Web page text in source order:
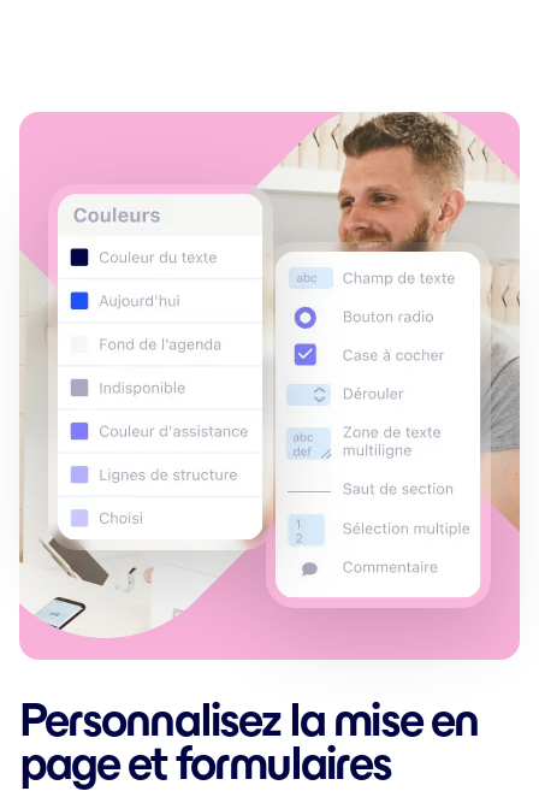
Personnalisez la mise en
page et formulaires